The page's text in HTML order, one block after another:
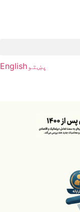
پښتوEnglish